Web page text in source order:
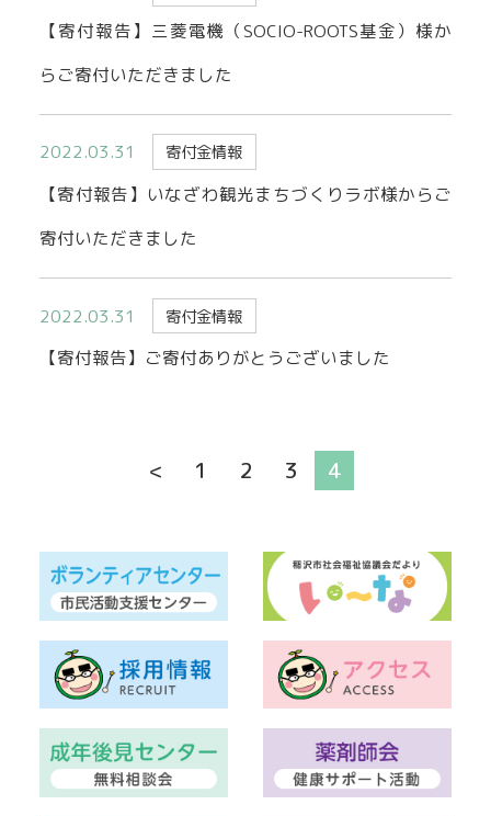
【寄付報告】三菱電機（SOCIO-ROOTS基金）様か
らご寄付いただきました
2022.03.31 寄付金情報
【寄付報告】いなざわ観光まちづくりラボ様からご
寄付いただきました
2022.03.31 寄付金情報
【寄付報告】ご寄付ありがとうございました
< 1 2 3 4